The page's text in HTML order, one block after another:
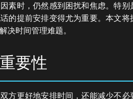
素时，仍然感到困扰和焦虑。特
的提前安排变得尤为重要。本文
决时间管理难题。
要性
方更好地安排时间，还能减少不